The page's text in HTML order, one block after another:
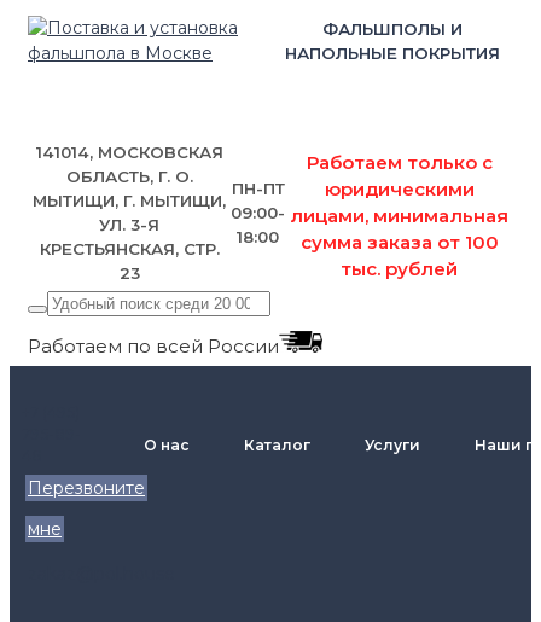
ФАЛЬШПОЛЫ И
НАПОЛЬНЫЕ ПОКРЫТИЯ
141014, МОСКОВСКАЯ
ОБЛАСТЬ, Г. О.
МЫТИЩИ, Г. МЫТИЩИ,
УЛ. 3-Я
КРЕСТЬЯНСКАЯ, СТР.
23
ПН-ПТ
09:00-
18:00
Работаем только с
юридическими
лицами, минимальная
сумма заказа от 100
тыс. рублей
Работаем по всей России
Перезвоните
мне
О нас Каталог Услуги Наши